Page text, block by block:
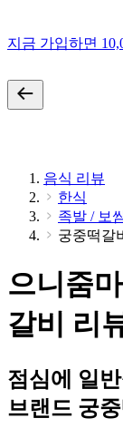
지금 가입하면
음식 리뷰
한식
족발 / 보
궁중떡갈비
으니줌
갈비 리
점심에 일
브랜드 궁